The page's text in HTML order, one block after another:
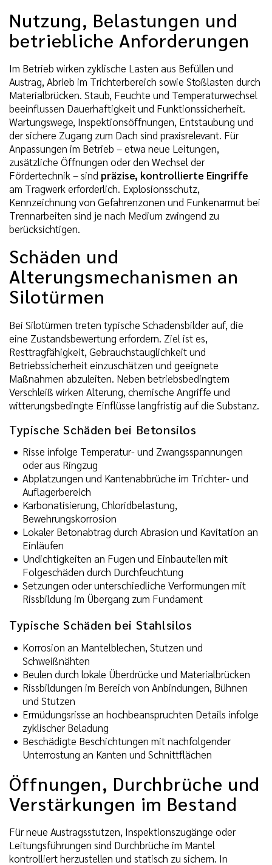
Nutzung, Belastungen und
betriebliche Anforderungen
Im Betrieb wirken zyklische Lasten aus Befüllen und
Austrag, Abrieb im Trichterbereich sowie Stoßlasten durch
Materialbrücken. Staub, Feuchte und Temperaturwechsel
beeinflussen Dauerhaftigkeit und Funktionssicherheit.
Wartungswege, Inspektionsöffnungen, Entstaubung und
der sichere Zugang zum Dach sind praxisrelevant. Für
Anpassungen im Betrieb – etwa neue Leitungen,
zusätzliche Öffnungen oder den Wechsel der
Fördertechnik – sind präzise, kontrollierte Eingriffe
am Tragwerk erforderlich. Explosionsschutz,
Kennzeichnung von Gefahrenzonen und Funkenarmut bei
Trennarbeiten sind je nach Medium zwingend zu
berücksichtigen.
Schäden und
Alterungsmechanismen an
Silotürmen
Bei Silotürmen treten typische Schadensbilder auf, die
eine Zustandsbewertung erfordern. Ziel ist es,
Resttragfähigkeit, Gebrauchstauglichkeit und
Betriebssicherheit einzuschätzen und geeignete
Maßnahmen abzuleiten. Neben betriebsbedingtem
Verschleiß wirken Alterung, chemische Angriffe und
witterungsbedingte Einflüsse langfristig auf die Substanz.
Typische Schäden bei Betonsilos
Risse infolge Temperatur- und Zwangsspannungen
oder aus Ringzug
Abplatzungen und Kantenabbrüche im Trichter- und
Auflagerbereich
Karbonatisierung, Chloridbelastung,
Bewehrungskorrosion
Lokaler Betonabtrag durch Abrasion und Kavitation an
Einläufen
Undichtigkeiten an Fugen und Einbauteilen mit
Folgeschäden durch Durchfeuchtung
Setzungen oder unterschiedliche Verformungen mit
Rissbildung im Übergang zum Fundament
Typische Schäden bei Stahlsilos
Korrosion an Mantelblechen, Stutzen und
Schweißnähten
Beulen durch lokale Überdrücke und Materialbrücken
Rissbildungen im Bereich von Anbindungen, Bühnen
und Stutzen
Ermüdungsrisse an hochbeanspruchten Details infolge
zyklischer Beladung
Beschädigte Beschichtungen mit nachfolgender
Unterrostung an Kanten und Schnittflächen
Öffnungen, Durchbrüche und
Verstärkungen im Bestand
Für neue Austragsstutzen, Inspektionszugänge oder
Leitungsführungen sind Durchbrüche im Mantel
kontrolliert herzustellen und statisch zu sichern. In